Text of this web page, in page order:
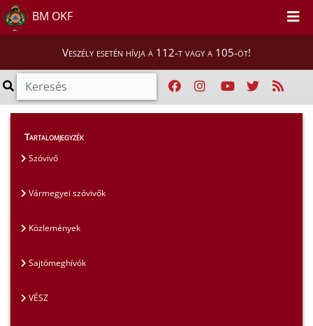
BM OKF
Veszély esetén hívja a 112-t vagy a 105-öt!
Magunkról
Tartalomjegyzék
Szóvivő
Vármegyei szóvivők
Közlemények
Sajtómeghívók
VÉSZ